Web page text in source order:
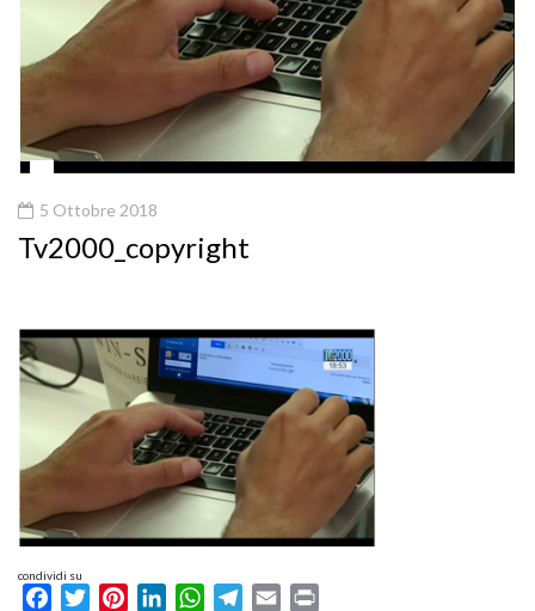
5 Ottobre 2018
Tv2000_copyright
condividi su
FacebookTwitterPinterestLinkedInWhatsAppTelegram
Email